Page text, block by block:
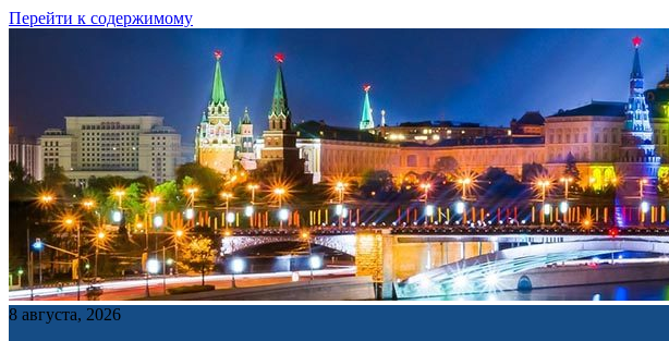
Перейти к содержимому
8 августа, 2026